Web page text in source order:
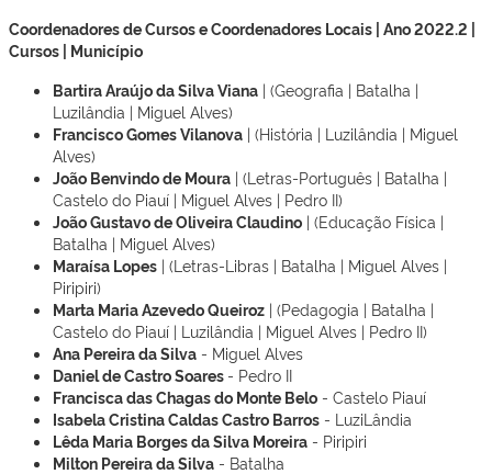
Coordenadores de Cursos e Coordenadores Locais | Ano 2022.2 |
Cursos | Município
Bartira Araújo da Silva Viana | (Geografia | Batalha |
Luzilândia | Miguel Alves)
Francisco Gomes Vilanova | (História | Luzilândia | Miguel
Alves)
João Benvindo de Moura | (Letras-Português | Batalha |
Castelo do Piauí | Miguel Alves | Pedro II)
João Gustavo de Oliveira Claudino | (Educação Física |
Batalha | Miguel Alves)
Maraísa Lopes | (Letras-Libras | Batalha | Miguel Alves |
Piripiri)
Marta Maria Azevedo Queiroz | (Pedagogia | Batalha |
Castelo do Piauí | Luzilândia | Miguel Alves | Pedro II)
Ana Pereira da Silva - Miguel Alves
Daniel de Castro Soares - Pedro II
Francisca das Chagas do Monte Belo - Castelo Piauí
Isabela Cristina Caldas Castro Barros - LuziLândia
Lêda Maria Borges da Silva Moreira - Piripiri
Milton Pereira da Silva - Batalha